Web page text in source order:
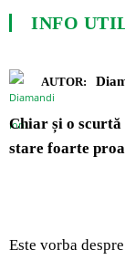
INFO
AUTOR:
Chiar și o
stare foarte
Este vorba